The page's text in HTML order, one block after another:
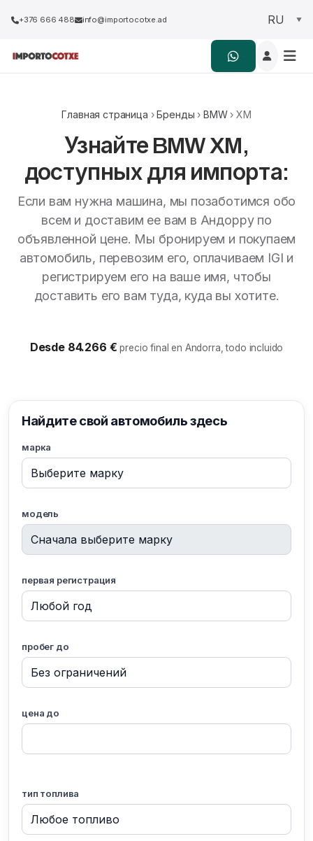
+376 666 488 info@importocotxe.ad
Главная страница ›Бренды › BMW› XM
Узнайте BMW XM,
доступных для импорта:
Если вам нужна машина, мы позаботимся обо
всем и доставим ее вам в Андорру по
объявленной цене. Мы бронируем и покупаем
автомобиль, перевозим его, оплачиваем IGI и
регистрируем его на ваше имя, чтобы
доставить его вам туда, куда вы хотите.
Desde 84.266 €precio final en Andorra, todo incluido
Найдите свой автомобиль здесь
марка
модель
первая регистрация
пробег до
цена до
тип топлива